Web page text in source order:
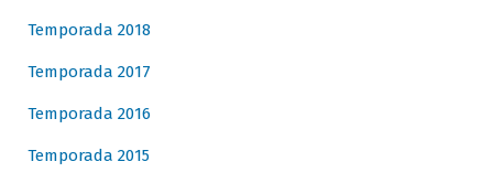
Temporada 2018
Temporada 2017
Temporada 2016
Temporada 2015